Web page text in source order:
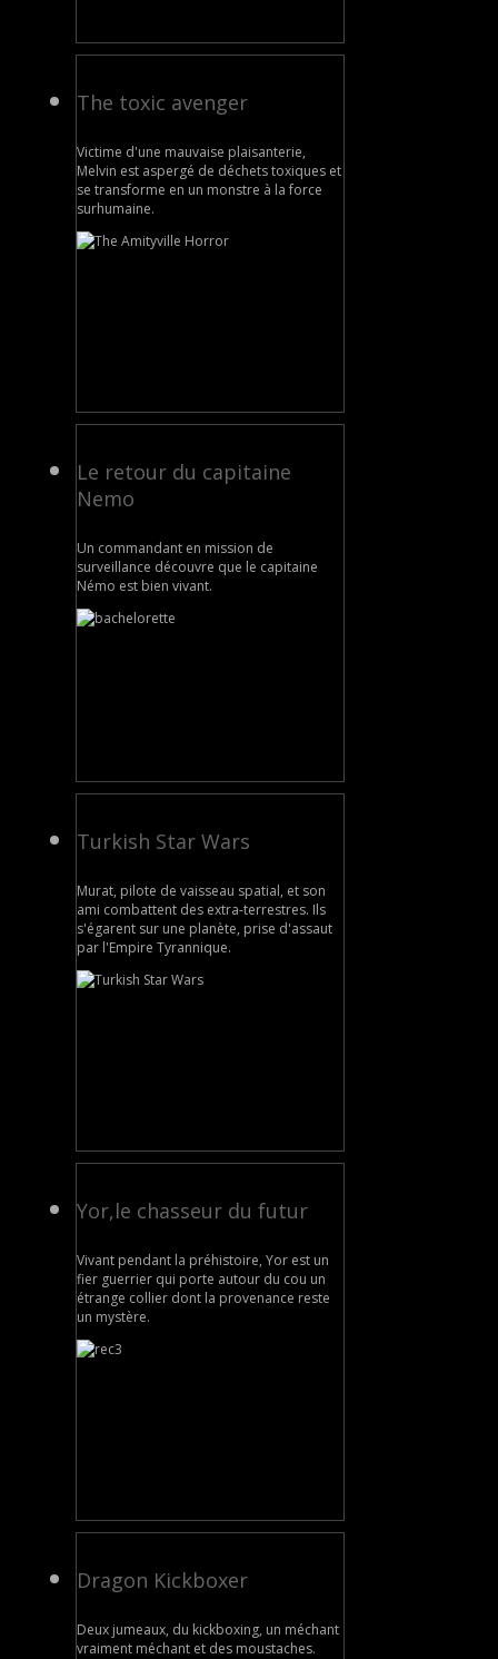
The toxic avenger
Victime d'une mauvaise plaisanterie,
Melvin est aspergé de déchets toxiques et
se transforme en un monstre à la force
surhumaine.
Le retour du capitaine
Nemo
Un commandant en mission de
surveillance découvre que le capitaine
Némo est bien vivant.
Turkish Star Wars
Murat, pilote de vaisseau spatial, et son
ami combattent des extra-terrestres. Ils
s'égarent sur une planète, prise d'assaut
par l'Empire Tyrannique.
Yor,le chasseur du futur
Vivant pendant la préhistoire, Yor est un
fier guerrier qui porte autour du cou un
étrange collier dont la provenance reste
un mystère.
Dragon Kickboxer
Deux jumeaux, du kickboxing, un méchant
vraiment méchant et des moustaches.